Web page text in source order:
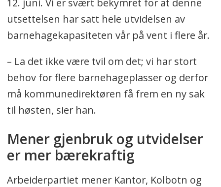
12. juni. Vi er svært bekymret for at denne
utsettelsen har satt hele utvidelsen av
barnehagekapasiteten vår på vent i flere år.
– La det ikke være tvil om det; vi har stort
behov for flere barnehageplasser og derfor
må kommunedirektøren få frem en ny sak
til høsten, sier han.
Mener gjenbruk og utvidelser
er mer bærekraftig
Arbeiderpartiet mener Kantor, Kolbotn og